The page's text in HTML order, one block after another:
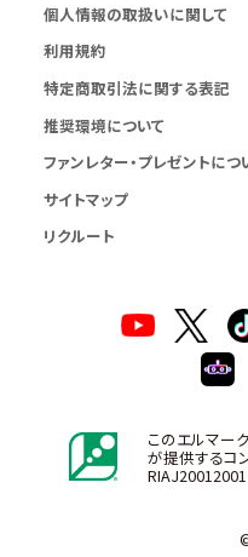
個人情報の取扱いに関して
利用規約
特定商取引法に関する表記
推奨環境について
ファンレター・プレゼントにつ
サイトマップ
リクルート
このエルマー
が提供するコ